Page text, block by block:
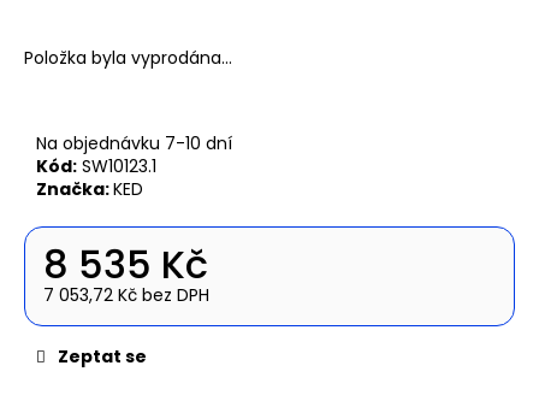
Položka byla vyprodána…
Na objednávku 7-10 dní
Kód: SW10123.1
Značka:KED
8 535 Kč
7 053,72 Kč bez DPH
Zeptat se
p
o
č
e
m